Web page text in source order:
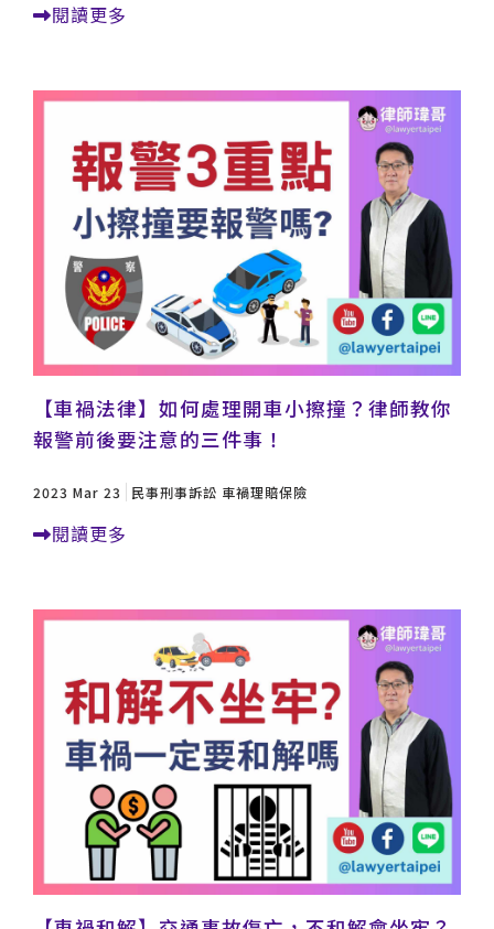
閱讀更多
【車禍法律】如何處理開車小擦撞？律師教你
報警前後要注意的三件事！
2023 Mar 23 民事刑事訴訟 車禍理賠保險
閱讀更多